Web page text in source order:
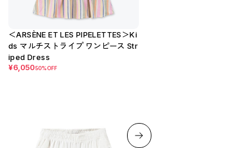
＜ARSÈNE ET LES PIPELETTES＞Ki
ds マルチストライプ ワンピース Str
iped Dress
¥6,05050%OFF